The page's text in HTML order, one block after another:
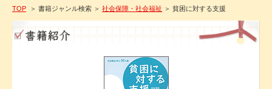
TOP ＞ 書籍ジャンル検索 ＞ 社会保障・社会福祉 ＞ 貧困に対する支援